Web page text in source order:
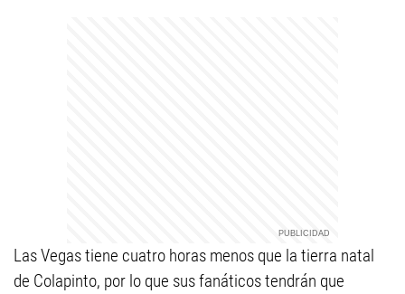
Las Vegas tiene cuatro horas menos que la tierra natal
de Colapinto, por lo que sus fanáticos tendrán que